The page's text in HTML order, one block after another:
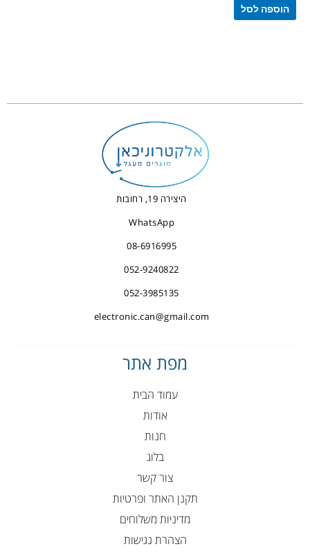
הוספה לסל
היצירה 19, רחובות
WhatsApp
08-6916995
052-9240822
052-3985135
electronic.can@gmail.com
מפת אתר
עמוד הבית
אודות
חנות
בלוג
צור קשר
תקנן האתר ופרטיות
מדיניות משלוחים
הצהרת נגישות